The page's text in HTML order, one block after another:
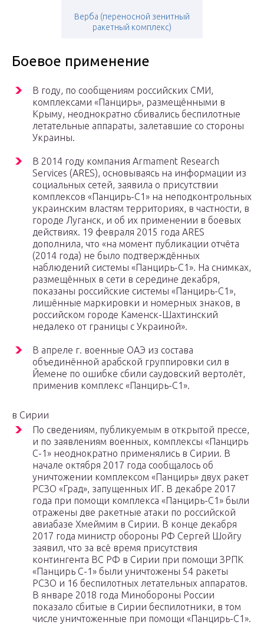
Верба (переносной зенитный
ракетный комплекс)
Боевое применение
В году, по сообщениям российских СМИ,
комплексами «Панцирь», размещёнными в
Крыму, неоднократно сбивались беспилотные
летательные аппараты, залетавшие со стороны
Украины.
В 2014 году компания Armament Research
Services (ARES), основываясь на информации из
социальных сетей, заявила о присутствии
комплексов «Панцирь-С1» на неподконтрольных
украинским властям территориях, в частности, в
городе Луганск, и об их применении в боевых
действиях. 19 февраля 2015 года ARES
дополнила, что «на момент публикации отчёта
(2014 года) не было подтверждённых
наблюдений системы «Панцирь-С1». На снимках,
размещённых в сети в середине декабря,
показаны российские системы «Панцирь-С1»,
лишённые маркировки и номерных знаков, в
российском городе Каменск-Шахтинский
недалеко от границы с Украиной».
В апреле г. военные ОАЭ из состава
объединённой арабской группировки сил в
Йемене по ошибке сбили саудовский вертолёт,
применив комплекс «Панцирь-С1».
в Сирии
По сведениям, публикуемым в открытой прессе,
и по заявлениям военных, комплексы «Панцирь
С-1» неоднократно применялись в Сирии. В
начале октября 2017 года сообщалось об
уничтожении комплексом «Панцирь» двух ракет
РСЗО «Град», запущенных ИГ. В декабре 2017
года при помощи комплекса «Панцирь-С1» были
отражены две ракетные атаки по российской
авиабазе Хмеймим в Сирии. В конце декабря
2017 года министр обороны РФ Сергей Шойгу
заявил, что за всё время присутствия
контингента ВС РФ в Сирии при помощи ЗРПК
«Панцирь С-1» были уничтожены 54 ракеты
РСЗО и 16 беспилотных летательных аппаратов.
В январе 2018 года Минобороны России
показало сбитые в Сирии беспилотники, в том
числе уничтоженные при помощи «Панцирь-С1».